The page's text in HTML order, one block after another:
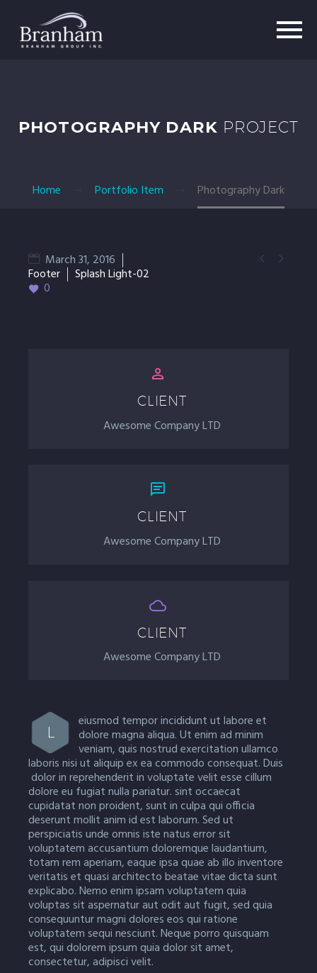
PHOTOGRAPHY DARK PROJECT
Home Portfolio Item Photography Dark
 
March 31, 2016
Footer Splash Light-02
0


CLIENT
Awesome Company LTD


CLIENT
Awesome Company LTD


CLIENT
Awesome Company LTD
L
eiusmod tempor incididunt ut labore et
dolore magna aliqua. Ut enim ad minim
veniam, quis nostrud exercitation ullamco
laboris nisi ut aliquip ex ea commodo consequat. Duis
dolor in reprehenderit in voluptate velit esse cillum
dolore eu fugiat nulla pariatur. sint occaecat
cupidatat non proident, sunt in culpa qui officia
deserunt mollit anim id est laborum. Sed ut
perspiciatis unde omnis iste natus error sit
voluptatem accusantium doloremque laudantium,
totam rem aperiam, eaque ipsa quae ab illo inventore
veritatis et quasi architecto beatae vitae dicta sunt
explicabo. Nemo enim ipsam voluptatem quia
voluptas sit aspernatur aut odit aut fugit, sed quia
consequuntur magni dolores eos qui ratione
voluptatem sequi nesciunt. Neque porro quisquam
est, qui dolorem ipsum quia dolor sit amet,
consectetur, adipisci velit.